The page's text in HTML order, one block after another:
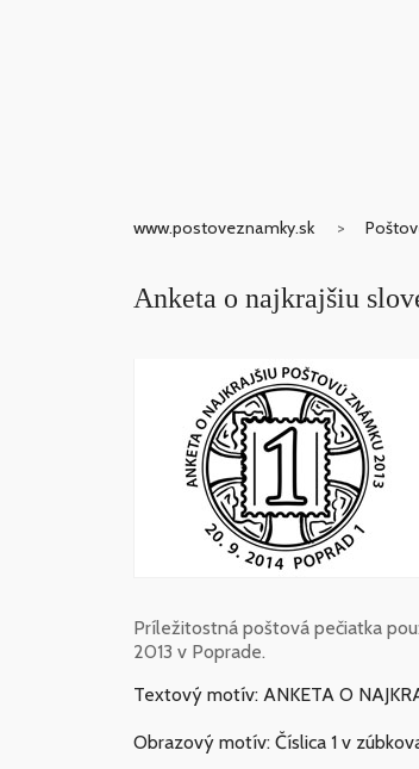
www.postoveznamky.sk
Anketa o najkrajšiu
Príležitostná poštová pečiatka
2013 v Poprade.
Textový motív: ANKETA O
Obrazový motív: Číslica 1 v